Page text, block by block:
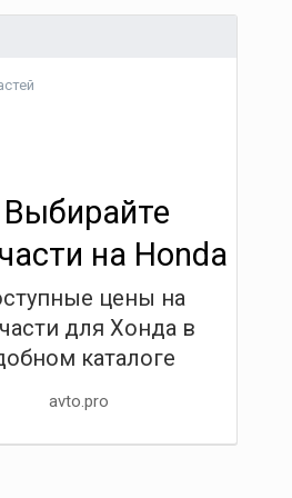
Выбирайте
на Honda
цены на
для Хонда в
каталоге
avto.pro